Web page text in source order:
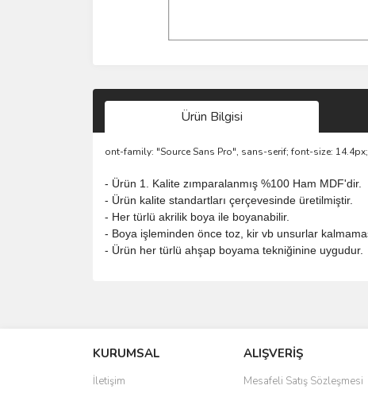
Ürün Bilgisi
ont-family: "Source Sans Pro", sans-serif; font-size:
- Ürün 1. Kalite zımparalanmış %100 Ham MDF'dir.
- Ürün kalite standartları çerçevesinde üretilmiştir.
- Her türlü akrilik boya ile boyanabilir.
- Boya işleminden önce toz, kir vb unsurlar
- Ürün her türlü ahşap boyama tekniğinine uygudur.
Ürün resmi kalitesiz, bozuk veya görüntülenemiyor.
Ürün açıklamasında eksik bilgiler bulunuyor.
KURUMSAL
İletişim
ALIŞVERİŞ
Mesafeli Satış Sözleşmesi